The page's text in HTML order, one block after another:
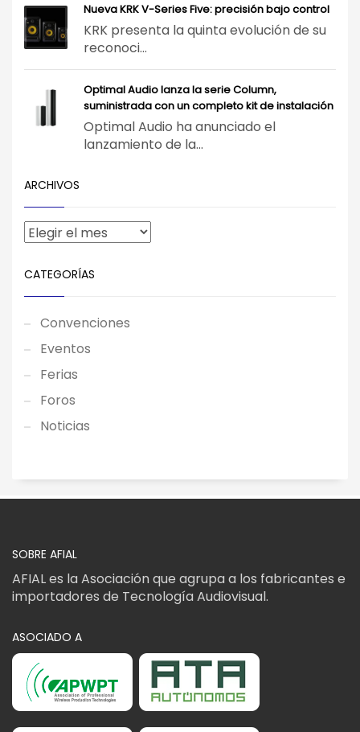
Nueva KRK V-Series Five: precisión bajo control
KRK presenta la quinta evolución de su
reconoci...
Optimal Audio lanza la serie Column,
suministrada con un completo kit de instalación
Optimal Audio ha anunciado el
lanzamiento de la...
ARCHIVOS
CATEGORÍAS
Convenciones
Eventos
Ferias
Foros
Noticias
SOBRE AFIAL
AFIAL es la Asociación que agrupa a los fabricantes e
importadores de Tecnología Audiovisual.
ASOCIADO A